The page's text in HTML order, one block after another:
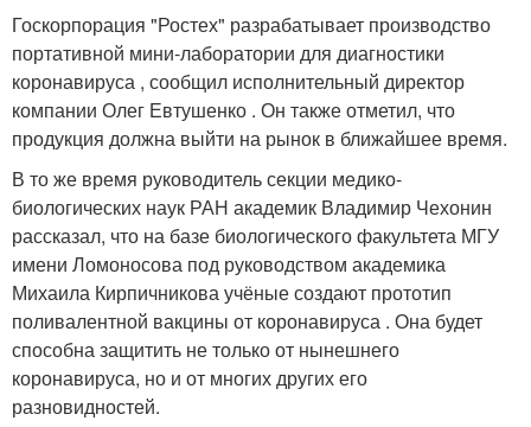
Госкорпорация "Ростех" разрабатывает производство
портативной мини-лаборатории для диагностики
коронавируса , сообщил исполнительный директор
компании Олег Евтушенко . Он также отметил, что
продукция должна выйти на рынок в ближайшее время.
В то же время руководитель секции медико-
биологических наук РАН академик Владимир Чехонин
рассказал, что на базе биологического факультета МГУ
имени Ломоносова под руководством академика
Михаила Кирпичникова учёные создают прототип
поливалентной вакцины от коронавируса . Она будет
способна защитить не только от нынешнего
коронавируса, но и от многих других его
разновидностей.